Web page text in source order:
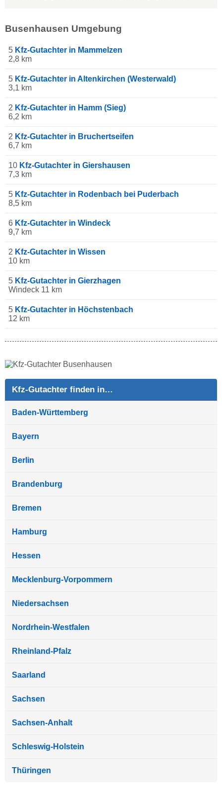
Busenhausen Umgebung
5 Kfz-Gutachter in Mammelzen
2,8 km
5 Kfz-Gutachter in Altenkirchen (Westerwald)
3,1 km
2 Kfz-Gutachter in Hamm (Sieg)
6,2 km
2 Kfz-Gutachter in Bruchertseifen
6,7 km
10 Kfz-Gutachter in Giershausen
7,3 km
5 Kfz-Gutachter in Rodenbach bei Puderbach
8,5 km
6 Kfz-Gutachter in Windeck
9,7 km
2 Kfz-Gutachter in Wissen
10 km
5 Kfz-Gutachter in Gierzhagen
Windeck 11 km
5 Kfz-Gutachter in Höchstenbach
12 km
Kfz-Gutachter finden in…
Baden-Württemberg
Bayern
Berlin
Brandenburg
Bremen
Hamburg
Hessen
Mecklenburg-Vorpommern
Niedersachsen
Nordrhein-Westfalen
Rheinland-Pfalz
Saarland
Sachsen
Sachsen-Anhalt
Schleswig-Holstein
Thüringen